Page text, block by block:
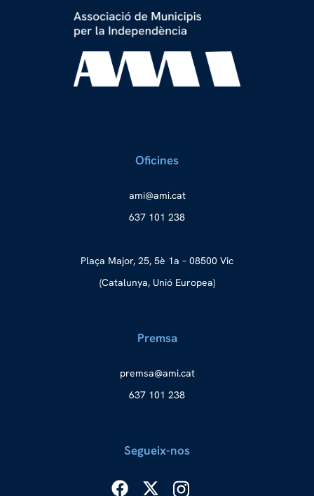
Oficines
tac.i
ma@im
a
637 101 238
Plaça Major, 25, 5è 1a – 08500 Vic
(Catalunya, Unió Europea)
Premsa
tac.i
ma@as
merp
637 101 238
Segueix-nos